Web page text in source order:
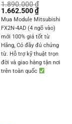
1.890.000₫
Original
price
was:
1.890.000 ₫.
1.662.500₫Current
price
is:
1.662.500
Mua Module Mitsubishi
FX2N-4AD (4 ngõ vào)
mới 100% giá tốt từ
Hãng, Có đầy đủ chứng
từ. Hỗ trợ kỹ thuật trọn
đời và giao hàng tận nơi
trên toàn quốc